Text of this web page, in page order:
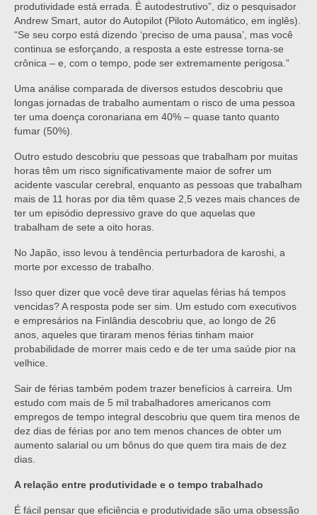
produtividade está errada. É autodestrutivo”, diz o pesquisador
Andrew Smart, autor do Autopilot (Piloto Automático, em inglês).
“Se seu corpo está dizendo ‘preciso de uma pausa’, mas você
continua se esforçando, a resposta a este estresse torna-se
crônica – e, com o tempo, pode ser extremamente perigosa.”
Uma análise comparada de diversos estudos descobriu que
longas jornadas de trabalho aumentam o risco de uma pessoa
ter uma doença coronariana em 40% – quase tanto quanto
fumar (50%).
Outro estudo descobriu que pessoas que trabalham por muitas
horas têm um risco significativamente maior de sofrer um
acidente vascular cerebral, enquanto as pessoas que trabalham
mais de 11 horas por dia têm quase 2,5 vezes mais chances de
ter um episódio depressivo grave do que aquelas que
trabalham de sete a oito horas.
No Japão, isso levou à tendência perturbadora de karoshi, a
morte por excesso de trabalho.
Isso quer dizer que você deve tirar aquelas férias há tempos
vencidas? A resposta pode ser sim. Um estudo com executivos
e empresários na Finlândia descobriu que, ao longo de 26
anos, aqueles que tiraram menos férias tinham maior
probabilidade de morrer mais cedo e de ter uma saúde pior na
velhice.
Sair de férias também podem trazer benefícios à carreira. Um
estudo com mais de 5 mil trabalhadores americanos com
empregos de tempo integral descobriu que quem tira menos de
dez dias de férias por ano tem menos chances de obter um
aumento salarial ou um bônus do que quem tira mais de dez
dias.
A relação entre produtividade e o tempo trabalhado
É fácil pensar que eficiência e produtividade são uma obsessão